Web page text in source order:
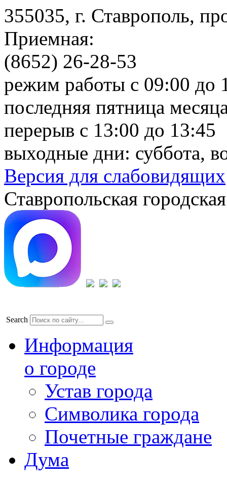
355035, г. Ставрополь,
Приемная:
(8652) 26-28-53
режим работы с 09:00 до
последняя пятница
перерыв с 13:00 до 13:45
выходные дни: суббота,
Версия для слабовидящих
Ставропольская
Search
Информация
о городе
Устав города
Символика города
Почетные граждане
Дума